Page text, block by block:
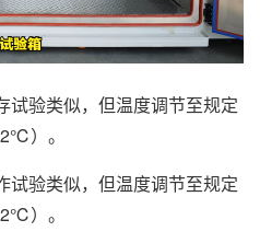
试验类似，但温度调节至规定
）。
试验类似，但温度调节至规定
）。